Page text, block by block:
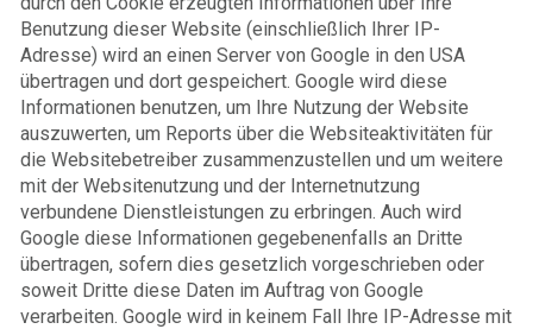
Benutzung dieser Website (einschließlich Ihrer IP-
Adresse) wird an einen Server von Google in den USA
übertragen und dort gespeichert. Google wird diese
Informationen benutzen, um Ihre Nutzung der Website
auszuwerten, um Reports über die Websiteaktivitäten für
die Websitebetreiber zusammenzustellen und um weitere
mit der Websitenutzung und der Internetnutzung
verbundene Dienstleistungen zu erbringen. Auch wird
Google diese Informationen gegebenenfalls an Dritte
übertragen, sofern dies gesetzlich vorgeschrieben oder
soweit Dritte diese Daten im Auftrag von Google
verarbeiten. Google wird in keinem Fall Ihre IP-Adresse mit